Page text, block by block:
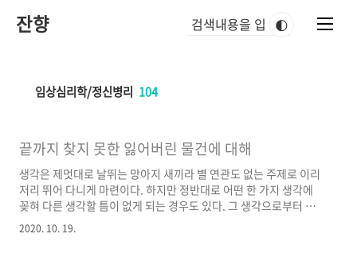
잔향 🌓
임상심리학/정신병리 104
끝까지 찾지 못한 잃어버린 물건에 대해
생각은 제멋대로 날뛰는 망아지 새끼라 별 연관도 없는 주제로 이리
저리 뛰어 다니게 마련이다. 하지만 정반대로 어떤 한 가지 생각에
꽂혀 다른 생각할 틈이 없게 되는 경우도 있다. 그 생각으로부터 벗
어나고 싶은데 족쇄가 채워진 것마냥 벗어날 수 없을 때 병리적이라
할 수 있다. 이게 반추한다는 것의 의미이다. 벗어나고 싶은 어떤 생
2020. 10. 19.